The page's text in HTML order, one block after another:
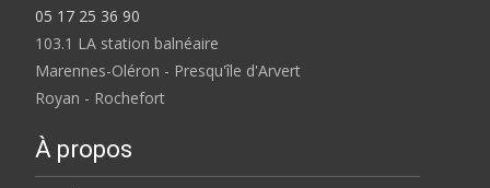
05 17 25 36 90
103.1 LA station balnéaire
Marennes-Oléron - Presqu'île d'Arvert
Royan - Rochefort
À propos